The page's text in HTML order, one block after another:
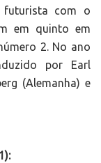
com o
em quinto em
2. No ano
por Earl
(Alemanha) e